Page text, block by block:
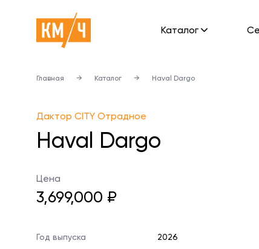
Каталог
Главная → Каталог → Haval Dargo
Дактор CITY Отрадное
Haval Dargo
Цена
3,699,000 ₽
Год выпуска 2026